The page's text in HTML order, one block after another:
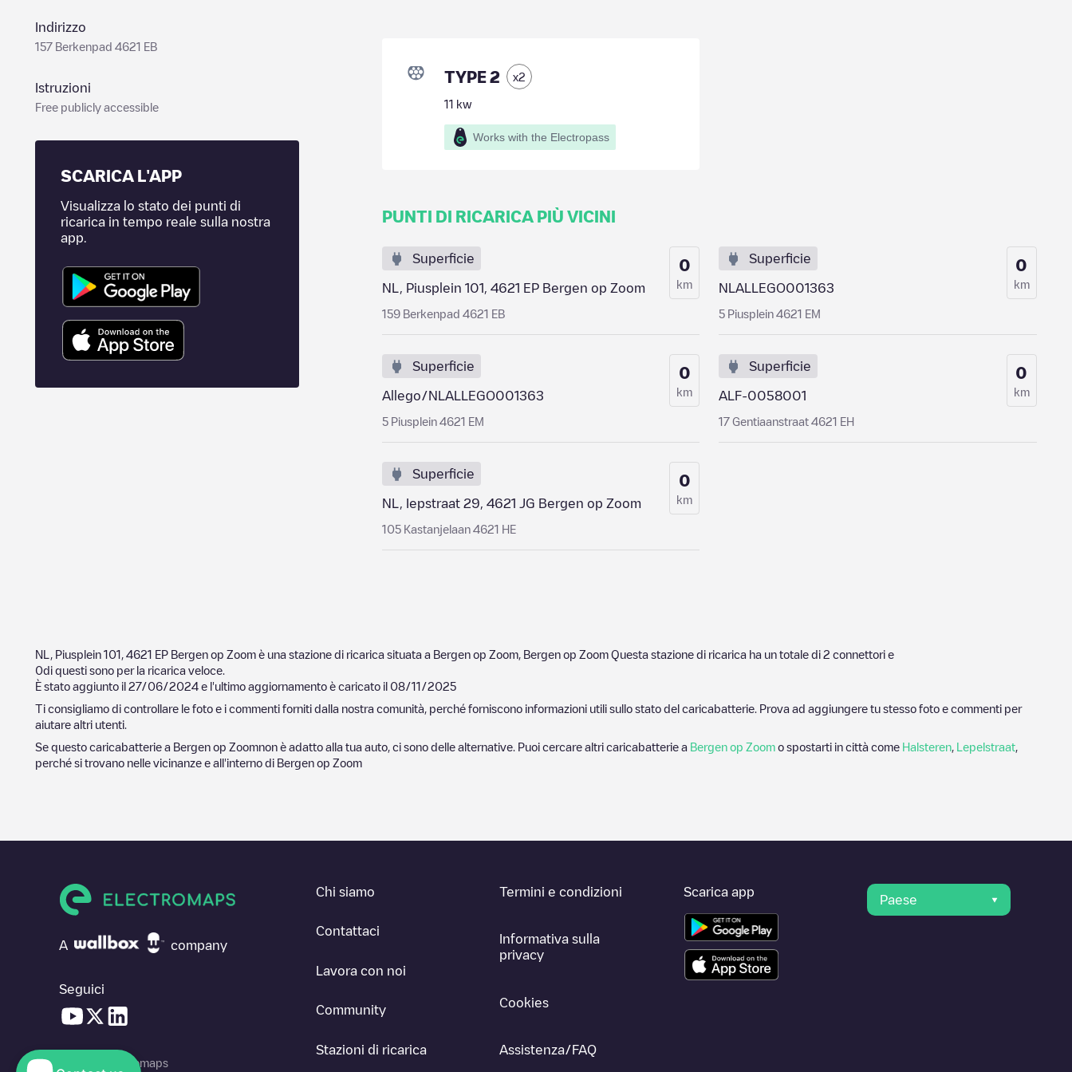
Indirizzo
157 Berkenpad 4621 EB
Istruzioni
Free publicly accessible
SCARICA L'APP
Visualizza lo stato dei punti di
ricarica in tempo reale sulla nostra
app.
TYPE 2 x2
11 kw
Works with the Electropass
PUNTI DI RICARICA PIÙ VICINI
Superficie
NL, Piusplein 101, 4621 EP Bergen op Zoom
159 Berkenpad 4621 EB
0
km
Superficie
NLALLEGO001363
5 Piusplein 4621 EM
0
km
Superficie
Allego/NLALLEGO001363
5 Piusplein 4621 EM
0
km
Superficie
ALF-0058001
17 Gentiaanstraat 4621 EH
0
km
Superficie
NL, Iepstraat 29, 4621 JG Bergen op Zoom
105 Kastanjelaan 4621 HE
0
km
NL, Piusplein 101, 4621 EP Bergen op Zoom è una stazione di ricarica situata a Bergen op Zoom Bergen op Zoom Questa stazione di ricarica ha un totale di 2 connettori e
0di questi sono per la ricarica veloce.
È stato aggiunto il 27/06/2024 e l'ultimo aggiornamento è caricato il 08/11/2025
Ti consigliamo di controllare le foto e i commenti forniti dalla nostra comunità, perché forniscono informazioni utili sullo stato del caricabatterie. Prova ad aggiungere tu stesso foto e commenti per
aiutare altri utenti.
Se questo caricabatterie a Bergen op Zoomnon è adatto alla tua auto, ci sono delle alternative. Puoi cercare altri caricabatterie a Bergen op Zoom o spostarti in città come Halsteren Lepelstraat
perché si trovano nelle vicinanze e all'interno di Bergen op Zoom
A company
Seguici
© 2026 Electromaps
Chi siamo
Contattaci
Lavora con noi
Community
Stazioni di ricarica
Termini e condizioni
Informativa sulla
privacy
Cookies
Assistenza/FAQ
Scarica app
Paese